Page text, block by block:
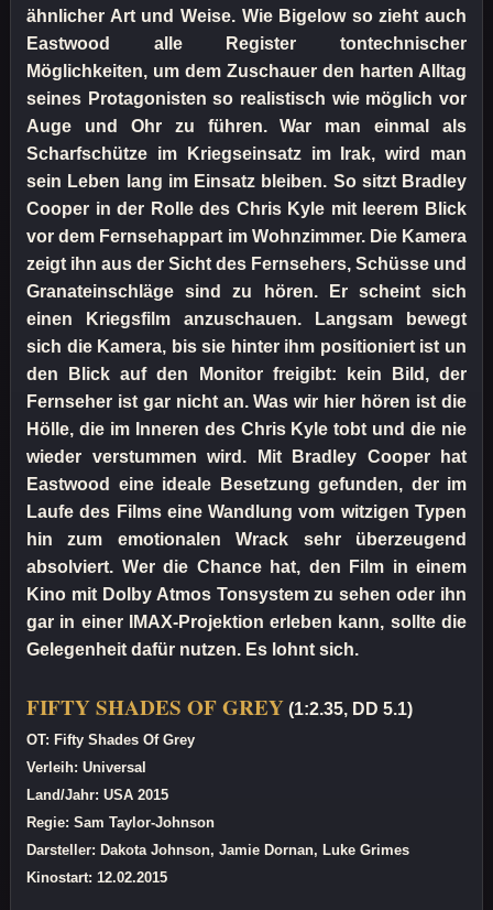
ähnlicher Art und Weise. Wie Bigelow so zieht auch
Eastwood alle Register tontechnischer
Möglichkeiten, um dem Zuschauer den harten Alltag
seines Protagonisten so realistisch wie möglich vor
Auge und Ohr zu führen. War man einmal als
Scharfschütze im Kriegseinsatz im Irak, wird man
sein Leben lang im Einsatz bleiben. So sitzt Bradley
Cooper in der Rolle des Chris Kyle mit leerem Blick
vor dem Fernsehappart im Wohnzimmer. Die Kamera
zeigt ihn aus der Sicht des Fernsehers, Schüsse und
Granateinschläge sind zu hören. Er scheint sich
einen Kriegsfilm anzuschauen. Langsam bewegt
sich die Kamera, bis sie hinter ihm positioniert ist un
den Blick auf den Monitor freigibt: kein Bild, der
Fernseher ist gar nicht an. Was wir hier hören ist die
Hölle, die im Inneren des Chris Kyle tobt und die nie
wieder verstummen wird. Mit Bradley Cooper hat
Eastwood eine ideale Besetzung gefunden, der im
Laufe des Films eine Wandlung vom witzigen Typen
hin zum emotionalen Wrack sehr überzeugend
absolviert. Wer die Chance hat, den Film in einem
Kino mit Dolby Atmos Tonsystem zu sehen oder ihn
gar in einer IMAX-Projektion erleben kann, sollte die
Gelegenheit dafür nutzen. Es lohnt sich.
FIFTY SHADES OF GREY (1:2.35, DD 5.1)
OT: Fifty Shades Of Grey
Verleih: Universal
Land/Jahr: USA 2015
Regie: Sam Taylor-Johnson
Darsteller: Dakota Johnson, Jamie Dornan, Luke Grimes
Kinostart: 12.02.2015